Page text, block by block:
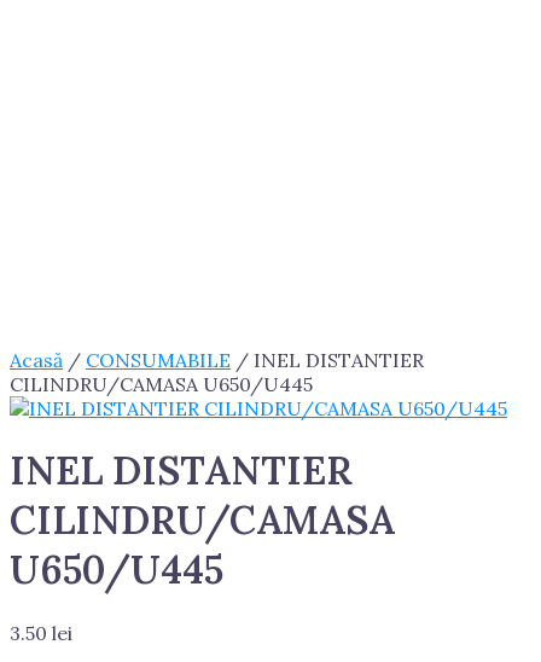
Acasă / CONSUMABILE / INEL DISTANTIER
CILINDRU/CAMASA U650/U445
INEL DISTANTIER
CILINDRU/CAMASA
U650/U445
3.50 lei